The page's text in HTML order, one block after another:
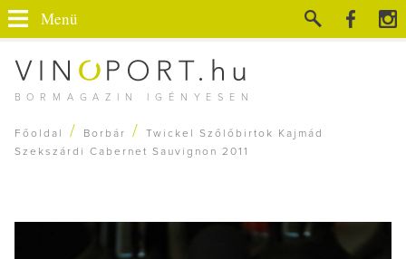
BORMAGAZIN IGÉNYESEN
Menü
Főoldal / Borbár /
Twickel Szőlőbirtok Kajmád
Szekszárdi Cabernet Sauvignon 2011